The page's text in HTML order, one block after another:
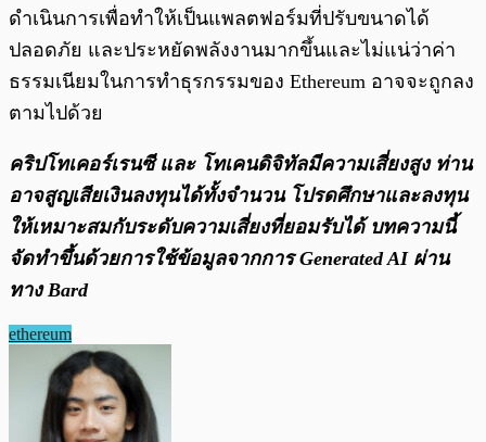
ดำเนินการเพื่อทำให้เป็นแพลตฟอร์มที่ปรับขนาดได้
ปลอดภัย และประหยัดพลังงานมากขึ้นและไม่แน่ว่าค่า
ธรรมเนียมในการทำธุรกรรมของ Ethereum อาจจะถูกลง
ตามไปด้วย
คริปโทเคอร์เรนซี และ โทเคนดิจิทัลมีความเสี่ยงสูง ท่าน
อาจสูญเสียเงินลงทุนได้ทั้งจํานวน โปรดศึกษาและลงทุน
ให้เหมาะสมกับระดับความเสี่ยงที่ยอมรับได้ บทความนี้
จัดทำขึ้นด้วยการใช้ข้อมูลจากการ Generated AI ผ่าน
ทาง Bard
ethereum